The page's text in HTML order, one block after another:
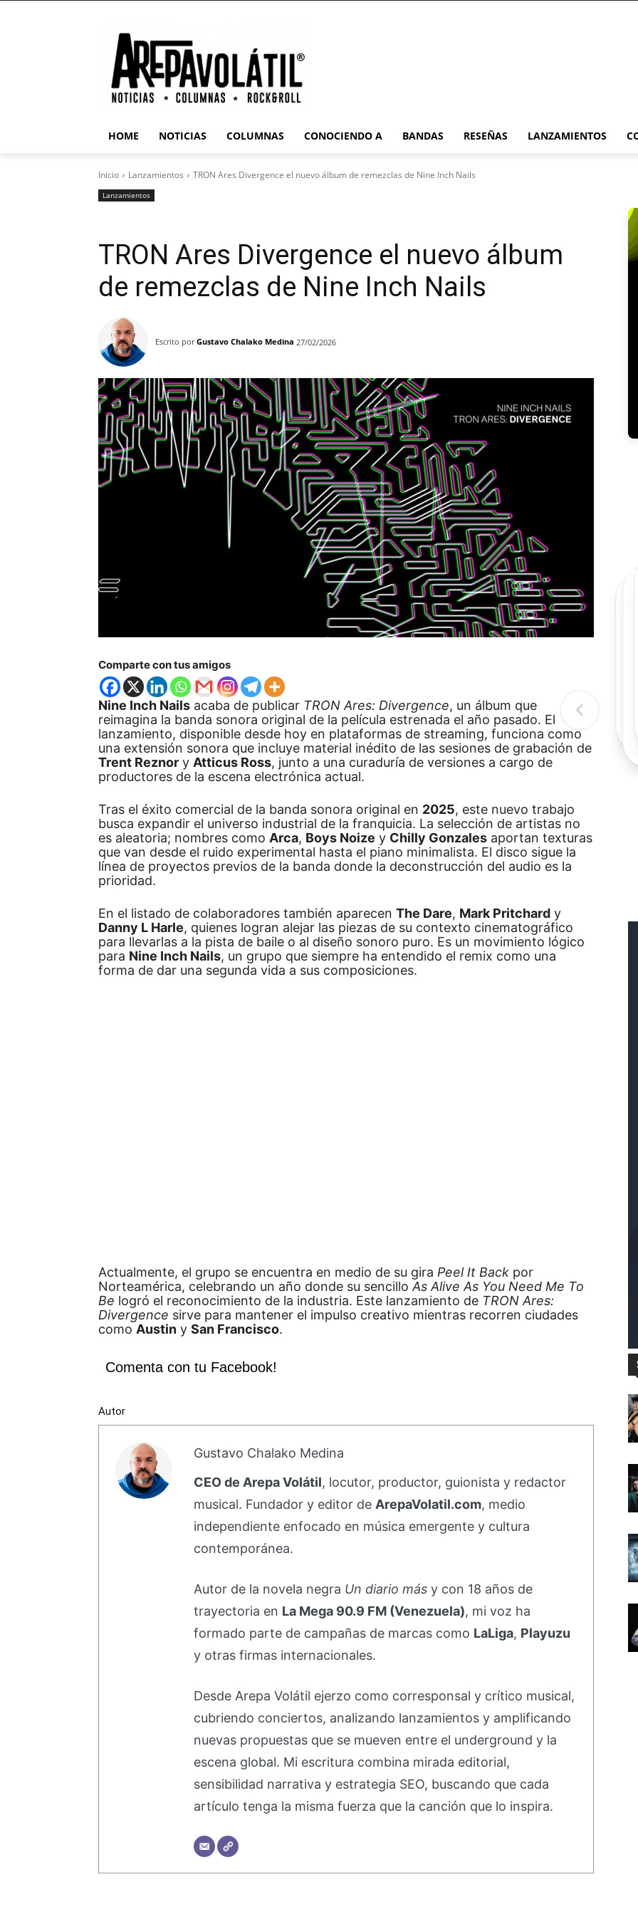
HOME NOTICIAS COLUMNAS CONOCIENDO A BANDAS RESEÑAS LANZAMIENTOS
Inicio Lanzamientos TRON Ares Divergence el nuevo álbum de remezclas de Nine Inch Nails
Lanzamientos
TRON Ares Divergence el nuevo álbum
de remezclas de Nine Inch Nails
Escrito por Gustavo Chalako Medina 27/02/2026
Comparte con tus amigos
Nine Inch Nails acaba de publicar TRON Ares: Divergence, un álbum que
reimagina la banda sonora original de la película estrenada el año pasado. El
lanzamiento, disponible desde hoy en plataformas de streaming, funciona como
una extensión sonora que incluye material inédito de las sesiones de grabación de
Trent Reznor y Atticus Ross, junto a una curaduría de versiones a cargo de
productores de la escena electrónica actual.
Tras el éxito comercial de la banda sonora original en 2025, este nuevo trabajo
busca expandir el universo industrial de la franquicia. La selección de artistas no
es aleatoria; nombres como Arca, Boys Noize y Chilly Gonzales aportan texturas
que van desde el ruido experimental hasta el piano minimalista. El disco sigue la
línea de proyectos previos de la banda donde la deconstrucción del audio es la
prioridad.
En el listado de colaboradores también aparecen The Dare, Mark Pritchard y
Danny L Harle, quienes logran alejar las piezas de su contexto cinematográfico
para llevarlas a la pista de baile o al diseño sonoro puro. Es un movimiento lógico
para Nine Inch Nails, un grupo que siempre ha entendido el remix como una
forma de dar una segunda vida a sus composiciones.
Actualmente, el grupo se encuentra en medio de su gira Peel It Back por
Norteamérica, celebrando un año donde su sencillo As Alive As You Need Me To
Be logró el reconocimiento de la industria. Este lanzamiento de TRON Ares:
Divergence sirve para mantener el impulso creativo mientras recorren ciudades
como Austin y San Francisco.
Comenta con tu Facebook!
Autor
Gustavo Chalako Medina
CEO de Arepa Volátil, locutor, productor, guionista y redactor
musical. Fundador y editor de ArepaVolatil.com, medio
independiente enfocado en música emergente y cultura
contemporánea.
Autor de la novela negra Un diario másy con 18 años de
trayectoria en La Mega 90.9 FM (Venezuela), mi voz ha
formado parte de campañas de marcas como LaLiga, Playuzu
y otras firmas internacionales.
Desde Arepa Volátil ejerzo como corresponsal y crítico musical,
cubriendo conciertos, analizando lanzamientos y amplificando
nuevas propuestas que se mueven entre el underground y la
escena global. Mi escritura combina mirada editorial,
sensibilidad narrativa y estrategia SEO, buscando que cada
artículo tenga la misma fuerza que la canción que lo inspira.